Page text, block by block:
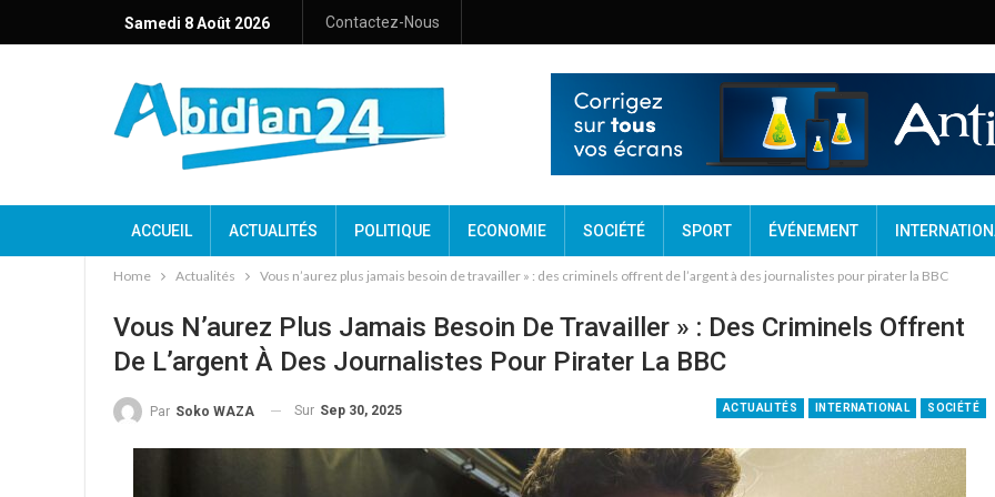
Samedi 8 Août 2026 Contactez-Nous
ACCUEIL ACTUALITÉS POLITIQUE ECONOMIE SOCIÉTÉ SPORT ÉVÉNEMENT
Home Actualités Vous n’aurez plus jamais besoin de travailler » : des criminels offrent de l’argent à des journalistes pour pirater la BBC
Vous N’aurez Plus Jamais Besoin De Travailler » : Des Criminels Offrent
De L’argent À Des Journalistes Pour Pirater La BBC
ACTUALITÉS INTERNATIONAL SOCIÉTÉ
Par Soko WAZA Sur Sep 30, 2025